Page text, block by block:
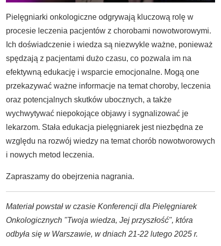
Pielęgniarki onkologiczne odgrywają kluczową rolę w
procesie leczenia pacjentów z chorobami nowotworowymi.
Ich doświadczenie i wiedza są niezwykle ważne, ponieważ
spędzają z pacjentami dużo czasu, co pozwala im na
efektywną edukację i wsparcie emocjonalne. Mogą one
przekazywać ważne informacje na temat choroby, leczenia
oraz potencjalnych skutków ubocznych, a także
wychwytywać niepokojące objawy i sygnalizować je
lekarzom. Stała edukacja pielęgniarek jest niezbędna ze
względu na rozwój wiedzy na temat chorób nowotworowych
i nowych metod leczenia.
Zapraszamy do obejrzenia nagrania.
Materiał powstał w czasie Konferencji dla Pielęgniarek
Onkologicznych "Twoja wiedza, Jej przyszłość", która
odbyła się w Warszawie, w dniach 21-22 lutego 2025 r.